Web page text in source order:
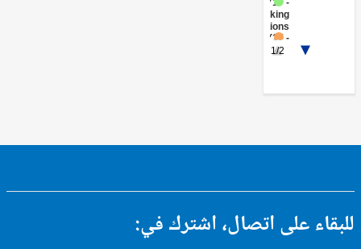
Institutions
Renewable
Services
على اتصال، اشترك في: